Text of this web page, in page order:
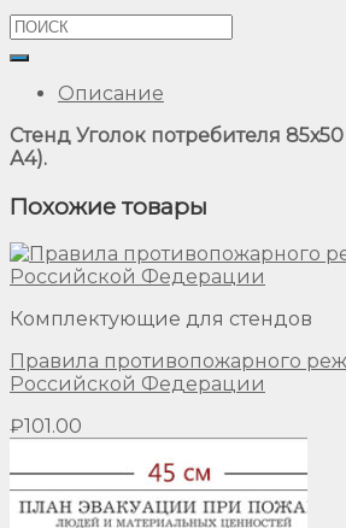
Описание
Стенд Уголок потребителя
А4).
Похожие товары
Комплектующие для стендов
Правила противопожарного
Российской Федерации
₽101.00